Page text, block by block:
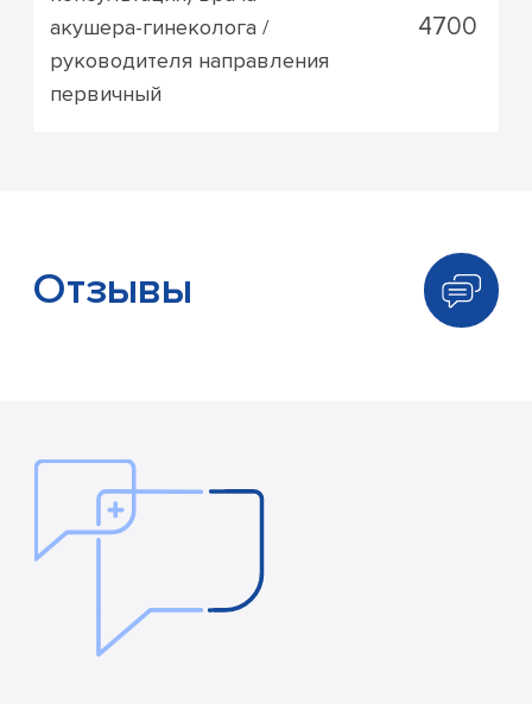
акушера-гинеколога /
руководителя направления
первичный
4700
Отзывы